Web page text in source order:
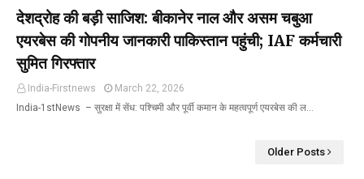
देशद्रोह की बड़ी साजिश: बीकानेर नाल और असम चबुआ
एयरबेस की गोपनीय जानकारी पाकिस्तान पहुंची; IAF कर्मचारी
सुमित गिरफ्तार
India-Firstnews
March 22, 2026
India-1stNews ​ – सुरक्षा में सेंध: पश्चिमी और पूर्वी कमान के महत्वपूर्ण एयरबेस की ल…
Older Posts